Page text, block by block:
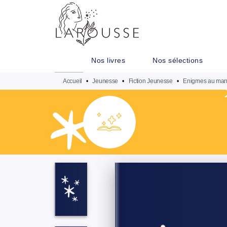
MENU
Nos livres Nos sélections
Accueil • Jeunesse • Fiction Jeunesse • Enigmes au